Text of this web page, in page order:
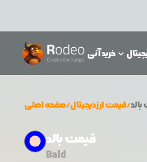
خرید آنی
صفحه اصلی/قیمت ارزدیجیتال/بالد
قیمت بالد
Bald